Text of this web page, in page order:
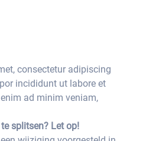
consectetur adipiscing
incididunt ut labore et
ad minim veniam,
splitsen? Let op!